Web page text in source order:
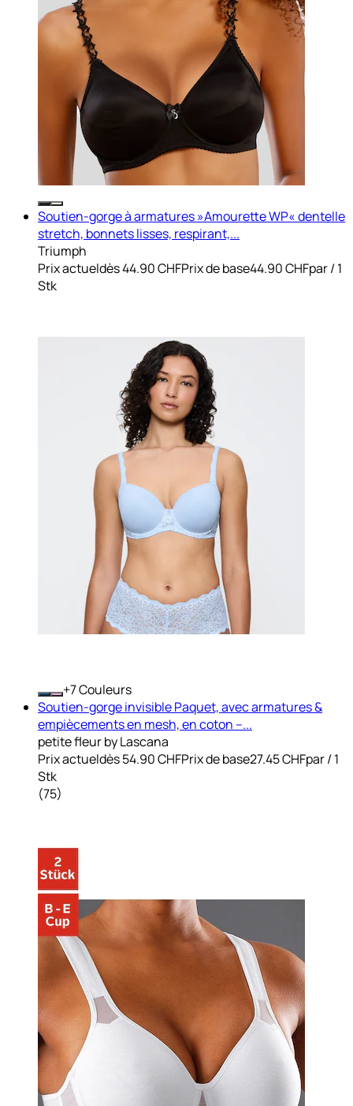
Soutien-gorge à armatures »Amourette WP« dentelle
stretch, bonnets lisses, respirant,...
Triumph
Prix actueldès44.90 CHFPrix de base44.90 CHFpar/ 1
Stk
+ Couleurs
Soutien-gorge invisible Paquet, avec armatures &
empiècements en mesh, en coton –...
petite fleur by Lascana
Prix actueldès54.90 CHFPrix de base27.45 CHFpar/ 1
Stk
(75)